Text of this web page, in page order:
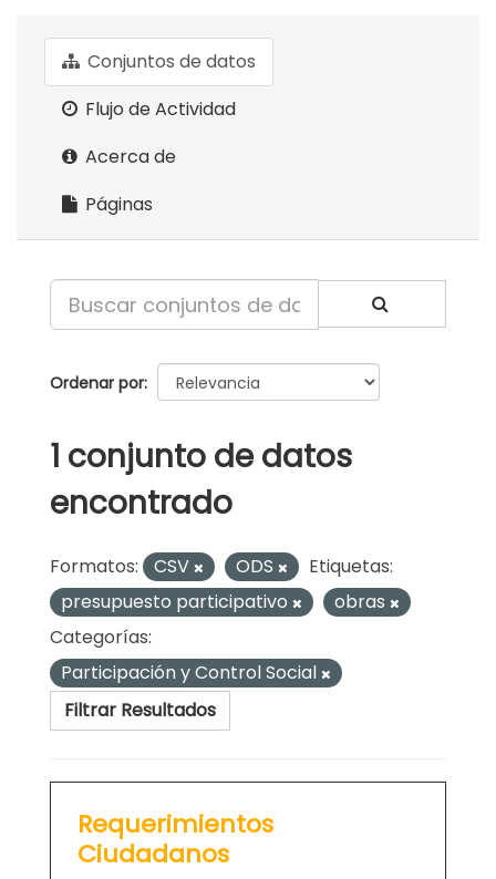
Conjuntos de datos
Flujo de Actividad
Acerca de
Páginas
Ordenar por
1 conjunto de datos
encontrado
Formatos: CSV ODS
Etiquetas:
presupuesto participativo
obras
Categorías:
Participación y Control Social
Filtrar Resultados
Requerimientos
Ciudadanos